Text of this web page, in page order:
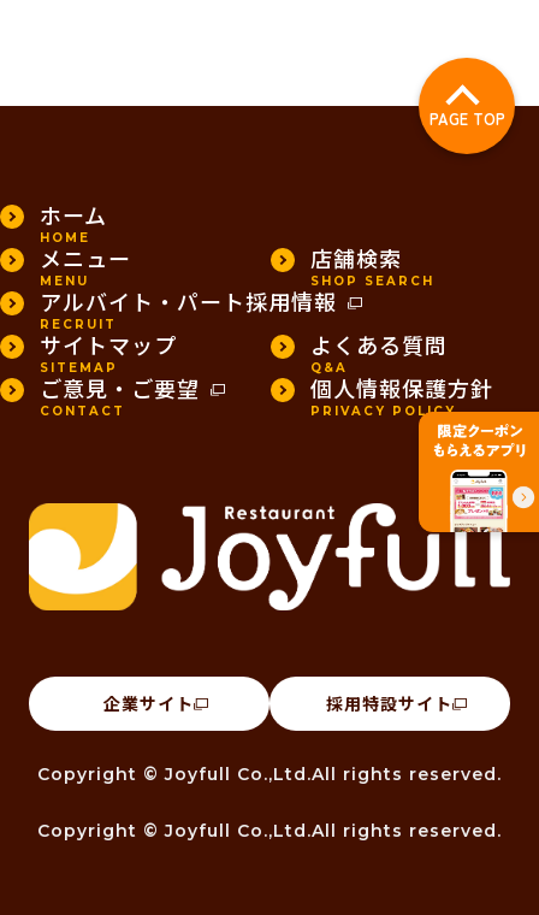
PAGE TOP
ホーム
HOME
メニュー
MENU
店舗検索
SHOP SEARCH
アルバイト・パート採用情報
RECRUIT
サイトマップ
SITEMAP
よくある質問
Q&A
ご意見・ご要望
CONTACT
個人情報保護方針
PRIVACY POLICY
企業サイト 採用特設サイト
Copyright © Joyfull Co.,Ltd.All rights reserved.
Copyright © Joyfull Co.,Ltd.All rights reserved.